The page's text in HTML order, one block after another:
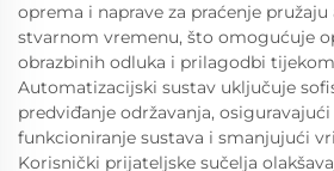
oprema i naprave za praćenje
stvarnom vremenu, što omogućuje
obrazbinih odluka i prilagodbi
Automatizacijski sustav uključuje
predviđanje održavanja,
funkcioniranje sustava i smanjujući
Korisnički prijateljske sučelja